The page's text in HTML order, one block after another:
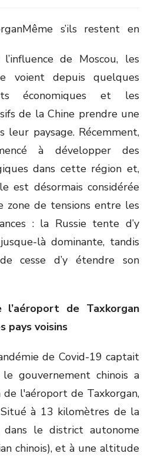
Même s’ils restent en
de Moscou, les
voient depuis quelques
économiques et les
de la Chine prendre une
leur paysage. Récemment,
à développer des
dans cette région et,
est désormais considérée
zone de tensions entre les
: la Russie tente d’y
là dominante, tandis
cesse d’y étendre son
de Taxkorgan
pays voisins
de Covid-19 captait
gouvernement chinois a
l'aéroport de Taxkorgan,
à 13 kilomètres de la
le district autonome
chinois), et à une altitude